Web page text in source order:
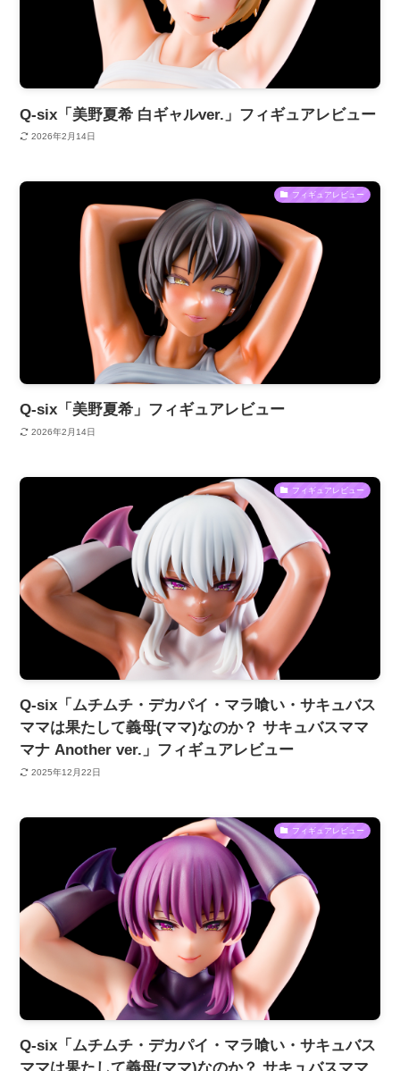
Q-six「美野夏希 白ギャルver.」フィギュアレビュー
2026年2月14日
フィギュアレビュー
Q-six「美野夏希」フィギュアレビュー
2026年2月14日
フィギュアレビュー
Q-six「ムチムチ・デカパイ・マラ喰い・サキュバス
ママは果たして義母(ママ)なのか？ サキュバスママ
マナ Another ver.」フィギュアレビュー
2025年12月22日
フィギュアレビュー
Q-six「ムチムチ・デカパイ・マラ喰い・サキュバス